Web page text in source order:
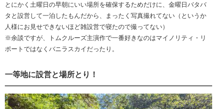
とにかく土曜日の早朝にいい場所を確保するためだけに、金曜日バタバ
タと設営して一泊したもんだから、まったく写真撮れてない（というか
人様にお見せできないほど雑設営で寝たので撮ってない）
※余談ですが、トムクルーズ主演作で一番好きなのはマイノリティ・リ
ポートではなくバニラスカイだったり。
一等地に設営と場所とり！